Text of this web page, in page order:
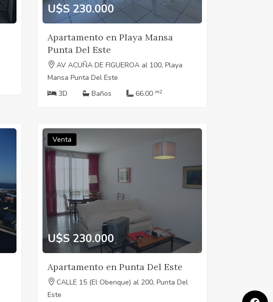
U$S 230.000
Apartamento en Playa Mansa
Punta Del Este
AV ACUÑA DE FIGUEROA al 100, Playa
Mansa Punta Del Este
3D
Baños 66.00 m2
Venta
U$S 230.000
Apartamento en Punta Del Este
CALLE 15 (El Obenque) al 200, Punta Del
Este